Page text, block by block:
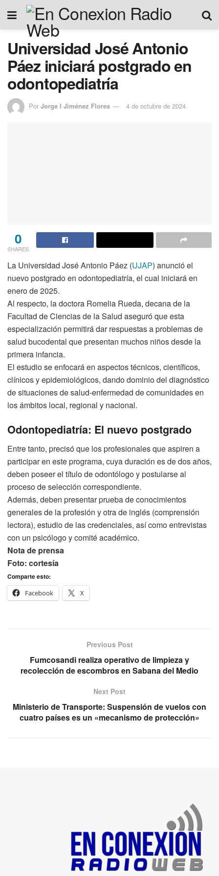
Universidad José Antonio
Páez iniciará postgrado en
odontopediatría
Por Jorge I Jiménez Flores 4 de octubre de 2024
0
SHARES
La Universidad José Antonio Páez (UJAP) anunció el
nuevo postgrado en odontopediatría, el cual iniciará en
enero de 2025.
Al respecto, la doctora Romelia Rueda, decana de la
Facultad de Ciencias de la Salud aseguró que esta
especialización permitirá dar respuestas a problemas de
salud bucodental que presentan muchos niños desde la
primera infancia.
El estudio se enfocará en aspectos técnicos, científicos,
clínicos y epidemiológicos, dando dominio del diagnóstico
de situaciones de salud-enfermedad de comunidades en
los ámbitos local, regional y nacional.
Odontopediatría: El nuevo postgrado
Entre tanto, precisó que los profesionales que aspiren a
participar en este programa, cuya duración es de dos años,
deben poseer el título de odontólogo y postularse al
proceso de selección correspondiente.
Además, deben presentar prueba de conocimientos
generales de la profesión y otra de inglés (comprensión
lectora), estudio de las credenciales, así como entrevistas
con un psicólogo y comité académico.
Nota de prensa
Foto: cortesía
Comparte esto:
Facebook
X
Previous Post
Fumcosandi realiza operativo de limpieza y
recolección de escombros en Sabana del Medio
Next Post
Ministerio de Transporte: Suspensión de vuelos con
cuatro países es un «mecanismo de protección»